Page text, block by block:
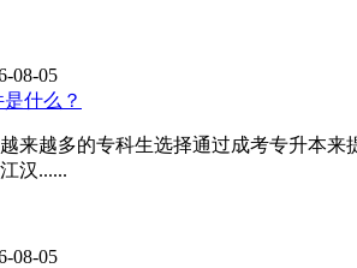
08-05
什么？
来越多的专科生选择通过成考专升本
汉......
08-05